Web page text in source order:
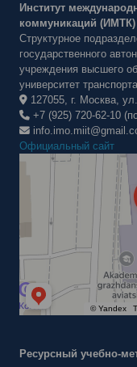
Институт
коммуникаций (ИМТК)
Структурное
государственного
учреждения высшего
университет
127055, г. Москва,
+7 (925) 720-62-10
Официальный сайт
Институт
ВУЗ в Москве
Ресурсный учебно-